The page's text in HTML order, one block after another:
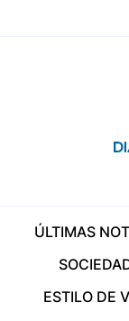
ÚLTIMAS
ESTILO DE